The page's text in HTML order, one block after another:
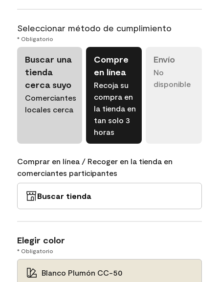
Seleccionar método de cumplimiento
* Obligatorio
Buscar una
tienda
cerca suyo
Comerciantes
locales cerca
Compre
en línea
Recoja su
compra en
la tienda en
tan solo 3
horas
Envío
No
disponible
Comprar en línea / Recoger en la tienda en
comerciantes participantes
Buscar tienda
Elegir color
* Obligatorio
Blanco Plumón CC-50